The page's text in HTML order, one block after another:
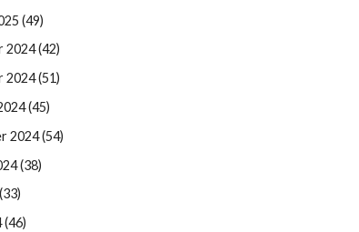
(49)
2024 (42)
2024 (51)
(45)
2024 (54)
(38)
(46)